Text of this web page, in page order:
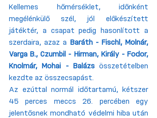
Kellemes hőmérséklet, időnként
megélénkülő szél, jól előkészített
játéktér, a csapat pedig hasonlított a
szerdaira, azaz a
Baráth - Fischl, Molnár,
Varga B., Czumbil - Hirman, Király - Fodor,
Knolmár, Mohai - Balázs összetételben
kezdte az összecsapást.
Az ezúttal normál időtartamú, kétszer
45 perces meccs 26. percében egy
jelentősnek mondható védelmi hiba után